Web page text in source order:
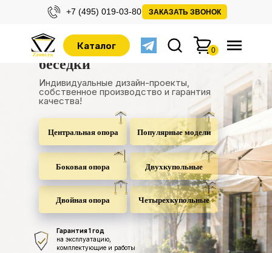
+7 (495) 019-03-80 ЗАКАЗАТЬ ЗВОНОК
0
Каталог
Центральная опора
Четырехкупольные
Двухкупольные
Популярные модели
Двойная опора
Боковая опора
Индивидуальные дизайн-проекты,
собственное производство и гарантия
качества!
Уличные зонты для
беседки
Гарантия 1 год
на эксплуатацию,
комплектующие и работы